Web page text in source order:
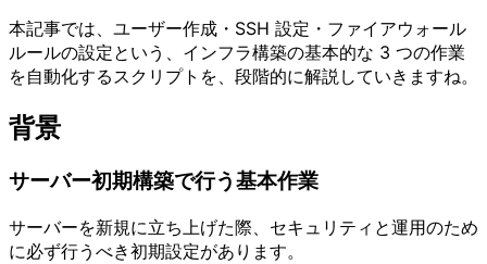
本記事では、ユーザー作成・SSH 設定・ファイアウォール
ルールの設定という、インフラ構築の基本的な 3 つの作業
を自動化するスクリプトを、段階的に解説していきますね。
背景
サーバー初期構築で行う基本作業
サーバーを新規に立ち上げた際、セキュリティと運用のため
に必ず行うべき初期設定があります。